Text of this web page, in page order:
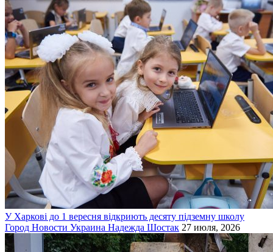
У Харкові до 1 вересня відкриють десяту підземну школу
Город Новости Украина Надежда Шостак 27 июля, 2026